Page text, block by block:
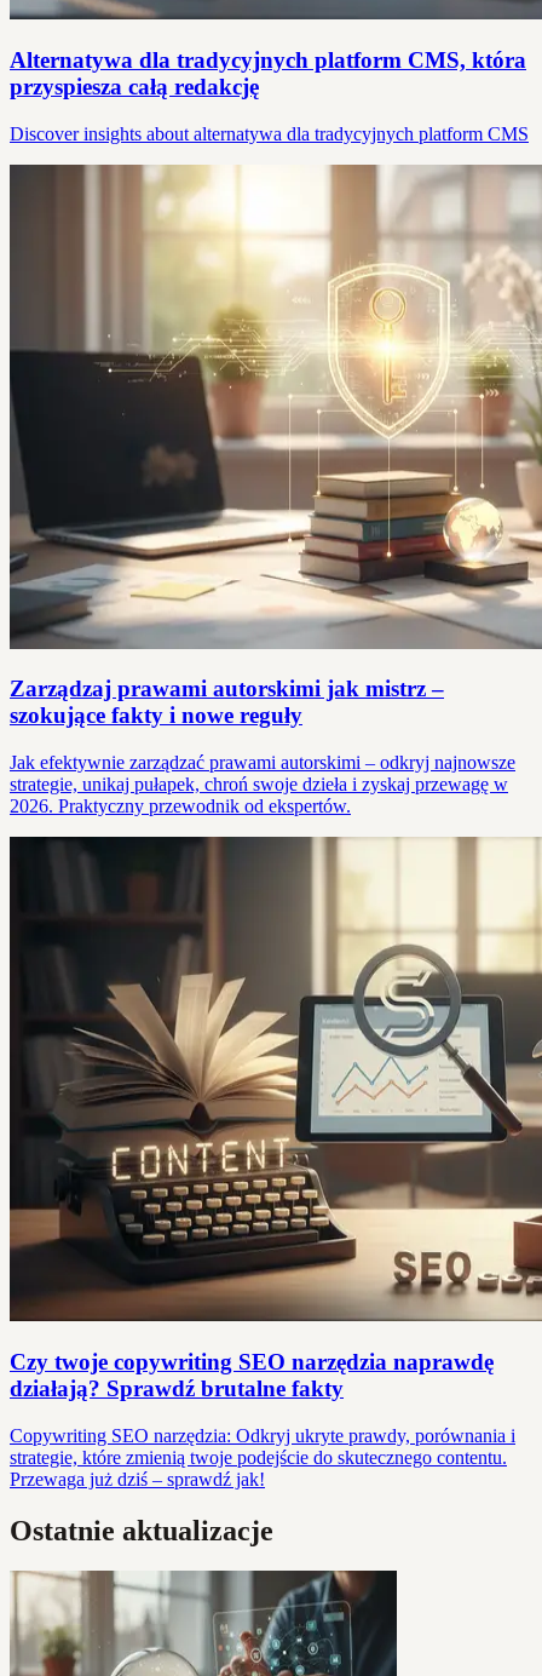
Alternatywa dla tradycyjnych platform CMS, która
przyspiesza całą redakcję
Discover insights about alternatywa dla tradycyjnych platform CMS
Zarządzaj prawami autorskimi jak mistrz –
szokujące fakty i nowe reguły
Jak efektywnie zarządzać prawami autorskimi – odkryj najnowsze
strategie, unikaj pułapek, chroń swoje dzieła i zyskaj przewagę w
2026. Praktyczny przewodnik od ekspertów.
Czy twoje copywriting SEO narzędzia naprawdę
działają? Sprawdź brutalne fakty
Copywriting SEO narzędzia: Odkryj ukryte prawdy, porównania i
strategie, które zmienią twoje podejście do skutecznego contentu.
Przewaga już dziś – sprawdź jak!
Ostatnie aktualizacje